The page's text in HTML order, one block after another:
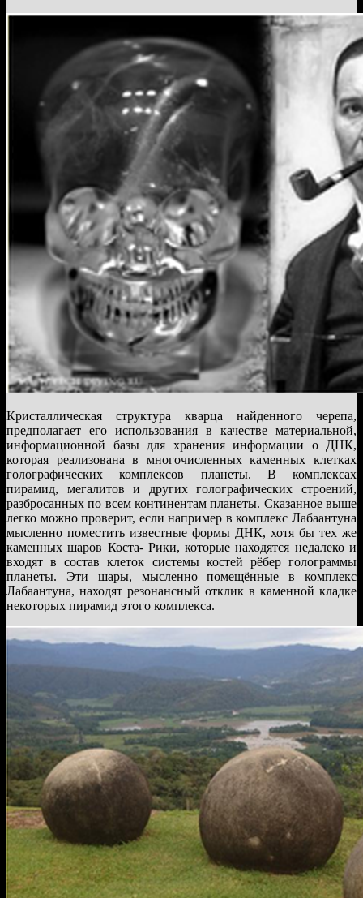
Кристаллическая структура кварца найденного черепа,
предполагает его использования в качестве материальной,
информационной базы для хранения информации о ДНК,
которая реализована в многочисленных каменных клетках
голографических комплексов планеты. В комплексах
пирамид, мегалитов и других голографических строений,
разбросанных по всем континентам планеты. Сказанное выше
легко можно проверит, если например в комплекс Лабаантуна
мысленно поместить известные формы ДНК, хотя бы тех же
каменных шаров Коста- Рики, которые находятся недалеко и
входят в состав клеток системы костей рёбер голограммы
планеты. Эти шары, мысленно помещённые в комплекс
Лабаантуна, находят резонансный отклик в каменной кладке
некоторых пирамид этого комплекса.